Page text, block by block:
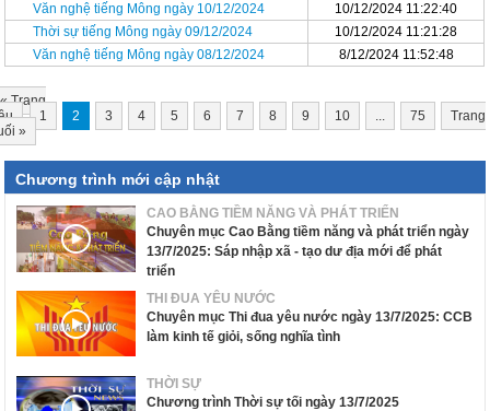
Văn nghệ tiếng Mông ngày 10/12/2024
10/12/2024 11:22:40
Thời sự tiếng Mông ngày 09/12/2024
10/12/2024 11:21:28
Văn nghệ tiếng Mông ngày 08/12/2024
8/12/2024 11:52:48
«Trang
1 2 3 4 5 6 7 8 9 10 ... 75
Trang
»
Chương trình mới cập nhật
CAO BẰNG TIỀM NĂNG VÀ PHÁT TRIỂN
Chuyên mục Cao Bằng tiềm năng và phát triển ngày
13/7/2025: Sáp nhập xã - tạo dư địa mới để phát
triển
THI ĐUA YÊU NƯỚC
Chuyên mục Thi đua yêu nước ngày 13/7/2025: CCB
làm kinh tế giỏi, sống nghĩa tình
THỜI SỰ
Chương trình Thời sự tối ngày 13/7/2025